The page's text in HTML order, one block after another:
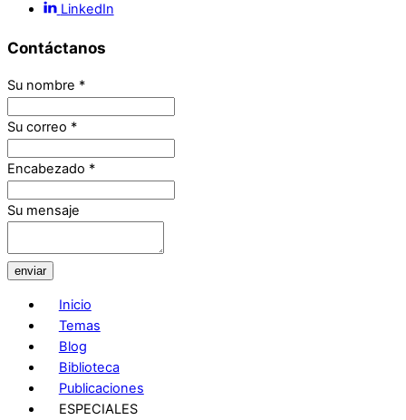
LinkedIn
Contáctanos
Su nombre *
Su correo *
Encabezado *
Su mensaje
enviar
Inicio
Temas
Blog
Biblioteca
Publicaciones
ESPECIALES